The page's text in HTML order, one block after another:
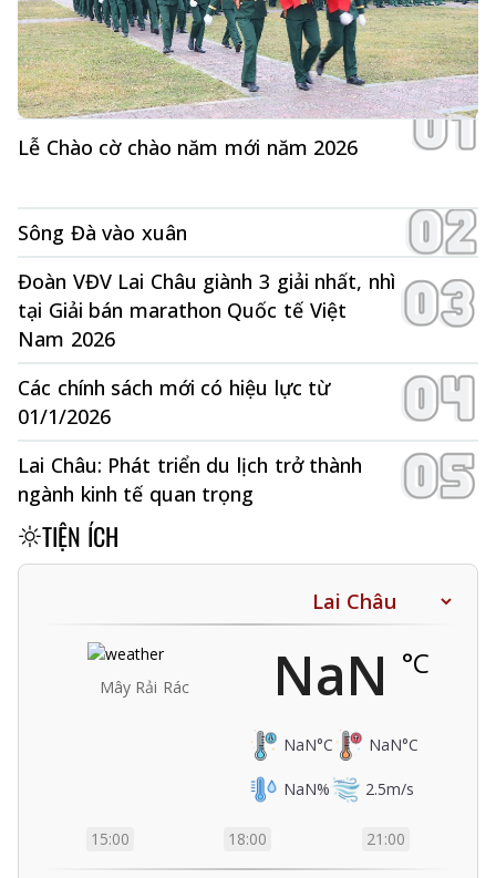
Lễ Chào cờ chào năm mới năm 2026
Sông Đà vào xuân
Đoàn VĐV Lai Châu giành 3 giải nhất, nhì
tại Giải bán marathon Quốc tế Việt
Nam 2026
Các chính sách mới có hiệu lực từ
01/1/2026
Lai Châu: Phát triển du lịch trở thành
ngành kinh tế quan trọng
TIỆN ÍCH
Mây Rải Rác NaN °C
NaN°C NaN°C
NaN% 2.5m/s
15:00 18:00 21:00